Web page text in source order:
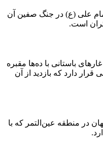
علی (ع) در جنگ صفین آن
است.
غارهای باستانی با ده‌ها مقبره
دارد که بازدید از آن
در منطقه عین‌التمر که با